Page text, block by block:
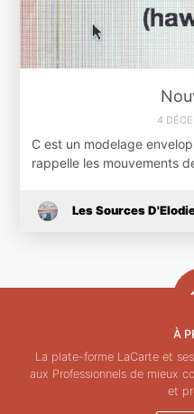
4
C est un modelage
rappelle les mouvements
Les Sources
À
La plate-forme LaCarte et
aux Professionnels de mieux
et